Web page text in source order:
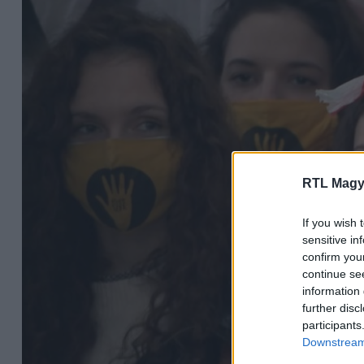
RTL
If you wish
sensitive
confirm
continue
information
further